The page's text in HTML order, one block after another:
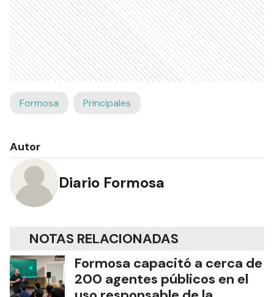
Formosa Principales
Autor
Diario Formosa
NOTAS RELACIONADAS
Formosa capacitó a cerca de
200 agentes públicos en el